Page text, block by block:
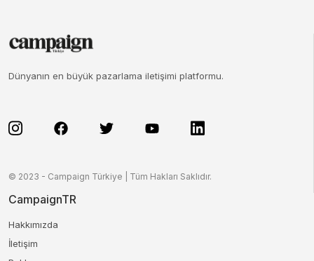
Dünyanın en büyük pazarlama iletişimi platformu.
© 2023 - Campaign Türkiye | Tüm Hakları Saklıdır.
CampaignTR
Hakkımızda
İletişim